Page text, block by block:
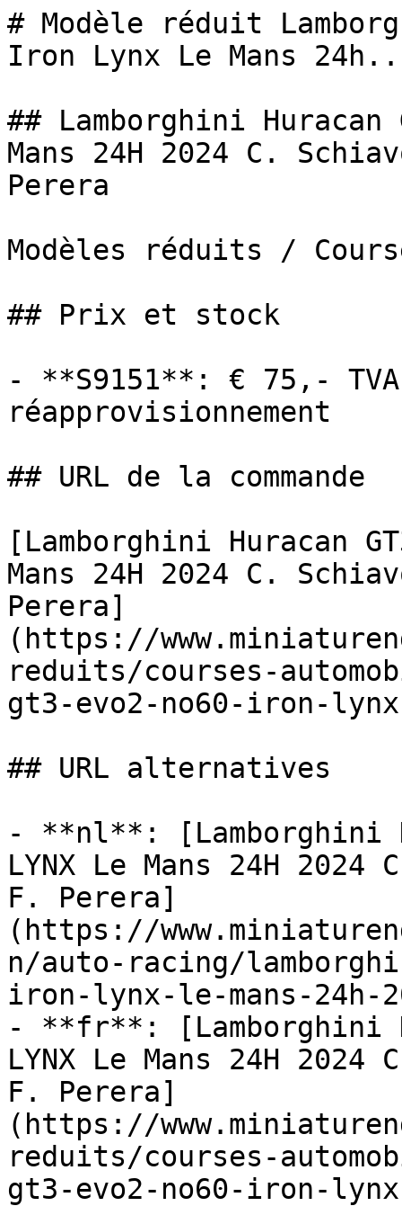
# Modèle réduit
Iron Lynx Le Mans
## Lamborghini Huracan
Mans 24H 2024 C.
Perera
Modèles réduits /
## Prix et stock
- **S9151**: € 75,-
réapprovisionnement
## URL de la commande
[Lamborghini Huracan
Mans 24H 2024 C.
Perera]
(https://
reduits/courses-
gt3-evo2-no60-iron-
## URL alternatives
- **nl**: [Lamborghini
LYNX Le Mans 24H
F. Perera]
(https://
n/auto-racing/
iron-lynx-le-mans-24h-
- **fr**: [Lamborghini
LYNX Le Mans 24H
F. Perera]
(https://
reduits/courses-
gt3-evo2-no60-iron-